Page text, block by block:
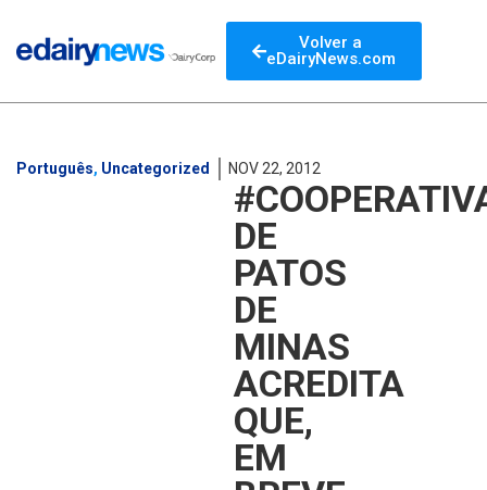
Volver a
eDairyNews.com
Português, Uncategorized NOV 22, 2012
DE
PATOS
DE
MINAS
ACREDITA
QUE,
EM